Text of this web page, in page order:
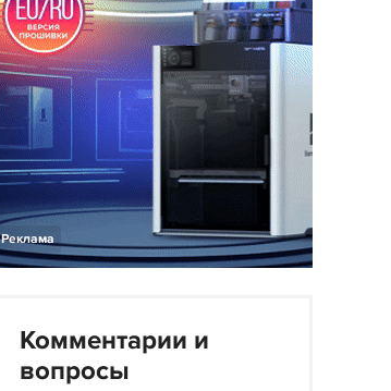
Реклама
Комментарии и
вопросы